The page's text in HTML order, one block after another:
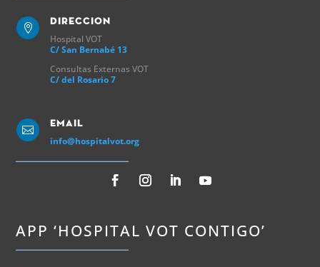

Direccion
Hospital VOT
C/ San Bernabé 13
Consultas Externas VOT
C/ del Rosario 7

Email
info@hospitalvot.org
APP ‘HOSPITAL VOT CONTIGO’